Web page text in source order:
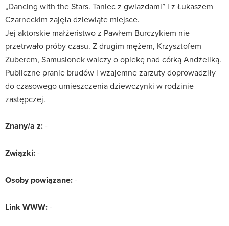
„Dancing with the Stars. Taniec z gwiazdami” i z Łukaszem
Czarneckim zajęła dziewiąte miejsce.
Jej aktorskie małżeństwo z Pawłem Burczykiem nie
przetrwało próby czasu. Z drugim mężem, Krzysztofem
Zuberem, Samusionek walczy o opiekę nad córką Andżeliką.
Publiczne pranie brudów i wzajemne zarzuty doprowadziły
do czasowego umieszczenia dziewczynki w rodzinie
zastępczej.
Znany/a z:-
Związki:-
Osoby powiązane:-
Link WWW:-